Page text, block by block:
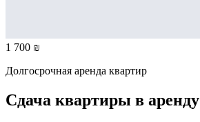
1 700 ₪
Долгосрочная аренда квартир
Сдача квартиры в аренду